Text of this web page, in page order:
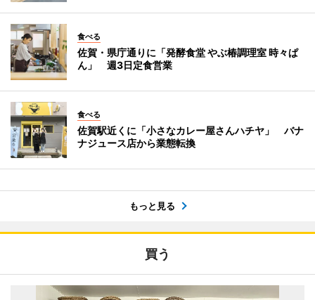
食べる
佐賀・県庁通りに「発酵食堂 やぶ椿調理室 時々ぱ
ん」 週3日定食営業
食べる
佐賀駅近くに「小さなカレー屋さんハチヤ」 バナ
ナジュース店から業態転換
もっと見る
買う